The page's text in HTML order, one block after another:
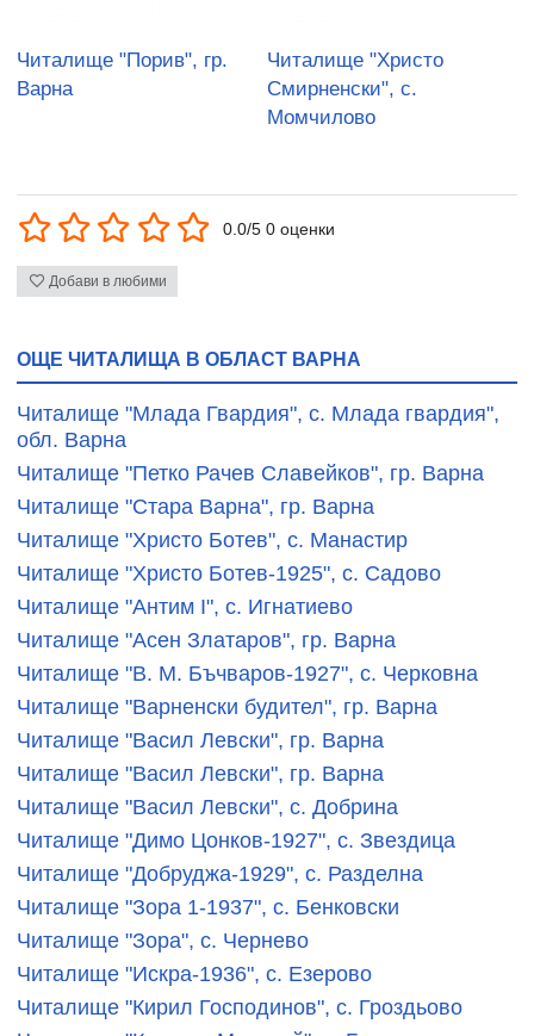
Читалище "Порив", гр.
Варна
Читалище "Христо
Смирненски", с.
Момчилово
0.0/5 0 оценки
Добави в любими
ОЩЕ ЧИТАЛИЩА В ОБЛАСТ ВАРНА
Читалище "Млада Гвардия", с. Млада гвардия",
обл. Варна
Читалище "Петко Рачев Славейков", гр. Варна
Читалище "Стара Варна", гр. Варна
Читалище "Христо Ботев", с. Манастир
Читалище "Христо Ботев-1925", с. Садово
Читалище "Антим І", с. Игнатиево
Читалище "Асен Златаров", гр. Варна
Читалище "В. М. Бъчваров-1927", с. Черковна
Читалище "Варненски будител", гр. Варна
Читалище "Васил Левски", гр. Варна
Читалище "Васил Левски", гр. Варна
Читалище "Васил Левски", с. Добрина
Читалище "Димо Цонков-1927", с. Звездица
Читалище "Добруджа-1929", с. Разделна
Читалище "Зора 1-1937", с. Бенковски
Читалище "Зора", с. Чернево
Читалище "Искра-1936", с. Езерово
Читалище "Кирил Господинов", с. Гроздьово